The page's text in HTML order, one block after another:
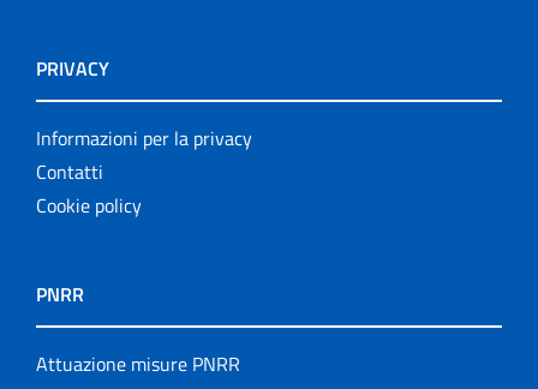
PRIVACY
Informazioni per la privacy
Contatti
Cookie policy
PNRR
Attuazione misure PNRR